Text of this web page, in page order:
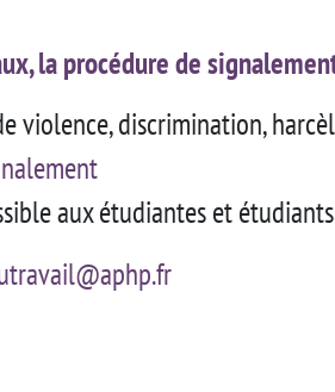
la procédure de
violence, discrimination,
aux étudiantes et